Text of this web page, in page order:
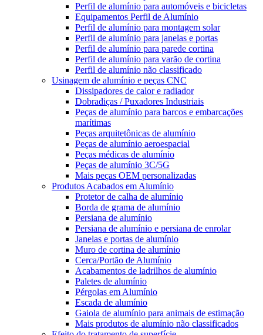
Perfil de alumínio para automóveis e bicicletas
Equipamentos Perfil de Alumínio
Perfil de alumínio para montagem solar
Perfil de alumínio para janelas e portas
Perfil de alumínio para parede cortina
Perfil de alumínio para varão de cortina
Perfil de alumínio não classificado
Usinagem de alumínio e peças CNC
Dissipadores de calor e radiador
Dobradiças / Puxadores Industriais
Peças de alumínio para barcos e embarcações
marítimas
Peças arquitetônicas de alumínio
Peças de alumínio aeroespacial
Peças médicas de alumínio
Peças de alumínio 3C/5G
Mais peças OEM personalizadas
Produtos Acabados em Alumínio
Protetor de calha de alumínio
Borda de grama de alumínio
Persiana de alumínio
Persiana de alumínio e persiana de enrolar
Janelas e portas de alumínio
Muro de cortina de alumínio
Cerca/Portão de Alumínio
Acabamentos de ladrilhos de alumínio
Paletes de alumínio
Pérgolas em Alumínio
Escada de alumínio
Gaiola de alumínio para animais de estimação
Mais produtos de alumínio não classificados